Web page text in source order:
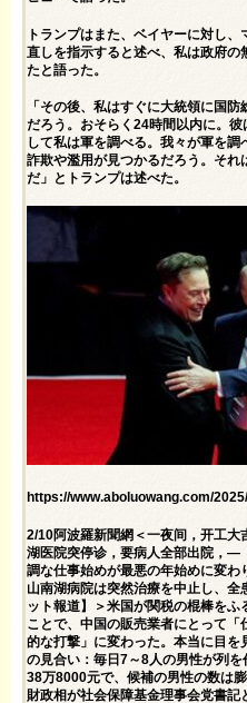
トランプはまた、ベイヤーに対し
直しを指示すると述べ、私は政府の
たと語った。
「その後、私はすぐに大統領に国
だろう。おそらく24時間以内に。
して私は軍を調べる。我々が軍を
詐欺や濫用が見つかるだろう。それ
だ」とトランプは述べた。
https://www.aboluowang.com/
2/10阿波羅新聞網＜一夜间，开工大
湖医院突停诊，要病人全部出院，—
調な仕事始めが最悪の年始めに変
山南湖病院は突然治療を中止し、
ット報道】＞米国が関税の棍棒を
ことで、中国の販売業者にとって
的な打撃」に変わった。本当に目
の見合い：毎日7～8人の男性が列
38万8000元で、候補の男性の数は
財政相が社会保障基金理事会党書